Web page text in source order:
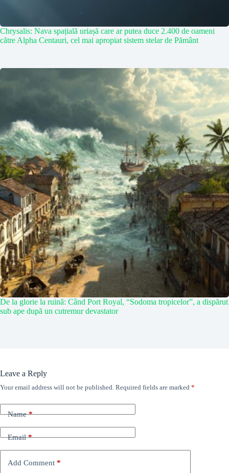
Chrysalis: Nava spațială uriașă care ar putea duce 2.400 de oameni
către Alpha Centauri, cel mai apropiat sistem stelar de Pământ
De la glorie la ruină: Când Port Royal, “Sodoma tropicelor”, a dispărut
sub ape după un cutremur devastator
Leave a Reply
Your email address will not be published. Required fields are marked *
Name*
Email*
Add Comment *